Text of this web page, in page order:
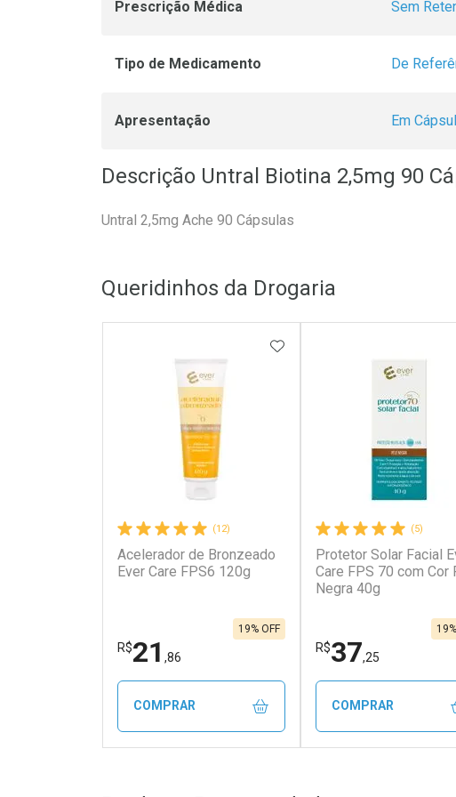
Prescrição Médica Sem
Tipo de Medicamento De
Apresentação Em
Descrição Untral Biotina 2,5mg 90
Untral 2,5mg Ache 90 Cápsulas
Queridinhos da Drogaria
(12)
Acelerador de Bronzeado
Ever Care FPS6 120g
R$21 ,86
19% OFF
ADICIONAR AOS
COMPRAR
(5)
Protetor Solar Facial
Care FPS 70 com Cor
Negra 40g
R$37,25
COMPRAR